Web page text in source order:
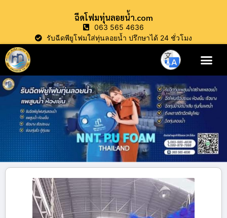
ฉีดโฟมทุ่นลอยน้ำ.com
063 565 4636
รับฉีดพียูโฟมใส่ทุ่นลอยน้ำ ปรึกษาได้ 24 ชั่วโมง